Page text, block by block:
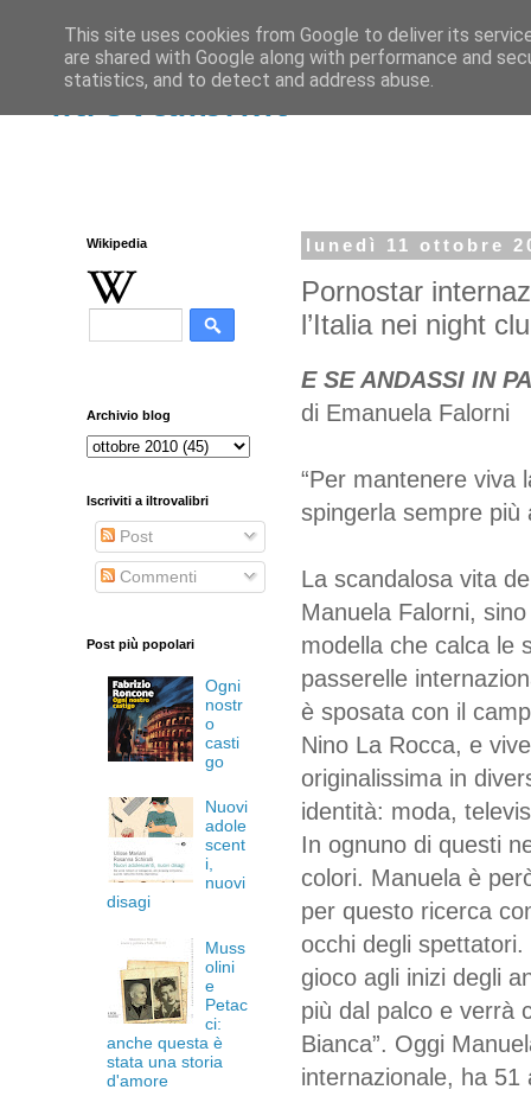
iltrovalibri.it
lunedì 11 ottobre
Pornostar
l’Italia nei night
E SE ANDASSI IN
di Emanuela Falorni
“Per mantenere viva
spingerla sempre più
La scandalosa vita
Manuela Falorni,
modella che calca le
passerelle
è sposata con il
Nino La Rocca, e
originalissima in
identità: moda,
In ognuno di questi
colori. Manuela è
per questo ricerca
occhi degli
gioco agli inizi degli
più dal palco e verrà
Bianca”. Oggi
internazionale, ha 51
Wikipedia
Archivio blog
Iscriviti a iltrovalibri
Post
Commenti
Post più popolari
Ogni
nostr
o
casti
go
Nuovi
adole
scent
i,
nuovi
disagi
Muss
olini
e
Petac
ci:
anche questa è
stata una storia
d'amore
This site uses cookies from Google to deliver its
are shared with Google along with performance and
statistics, and to detect and address abuse.